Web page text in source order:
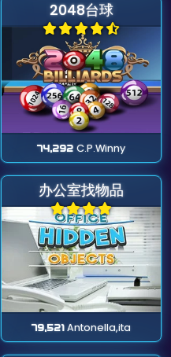
2048台球
74,292 C.P.Winny
办公室找物品
79,521Antonella,ita